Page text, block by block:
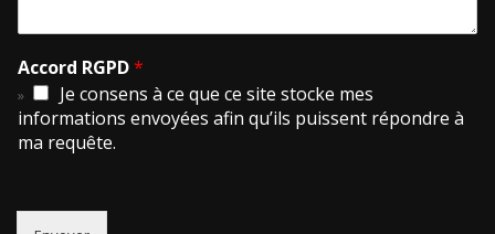
Accord RGPD*
Je consens à ce que ce site stocke mes
informations envoyées afin qu’ils puissent répondre à
ma requête.